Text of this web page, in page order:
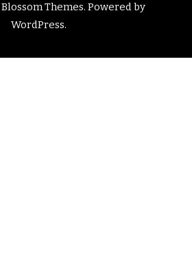
Blossom Themes. Powered by
WordPress.